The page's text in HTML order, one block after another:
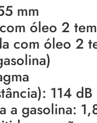
mm
óleo 2
com óleo 2
114 dB
a gasolina: